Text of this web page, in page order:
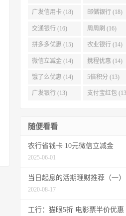
广发信用卡 (18) 邮储银行 (18)
交通银行 (16) 周周刷 (16)
拼多多优惠 (15) 农业银行 (14)
微信立减金 (14) 携程优惠 (14)
饿了么优惠 (14) 5倍积分 (13)
广发银行 (13) 支付宝红包
随便看看
农行省钱卡 10元微信立减金
2025-06-01
当日起息的活期理财推荐（一
2020-08-17
工行：猫眼5折 电影票半价优惠